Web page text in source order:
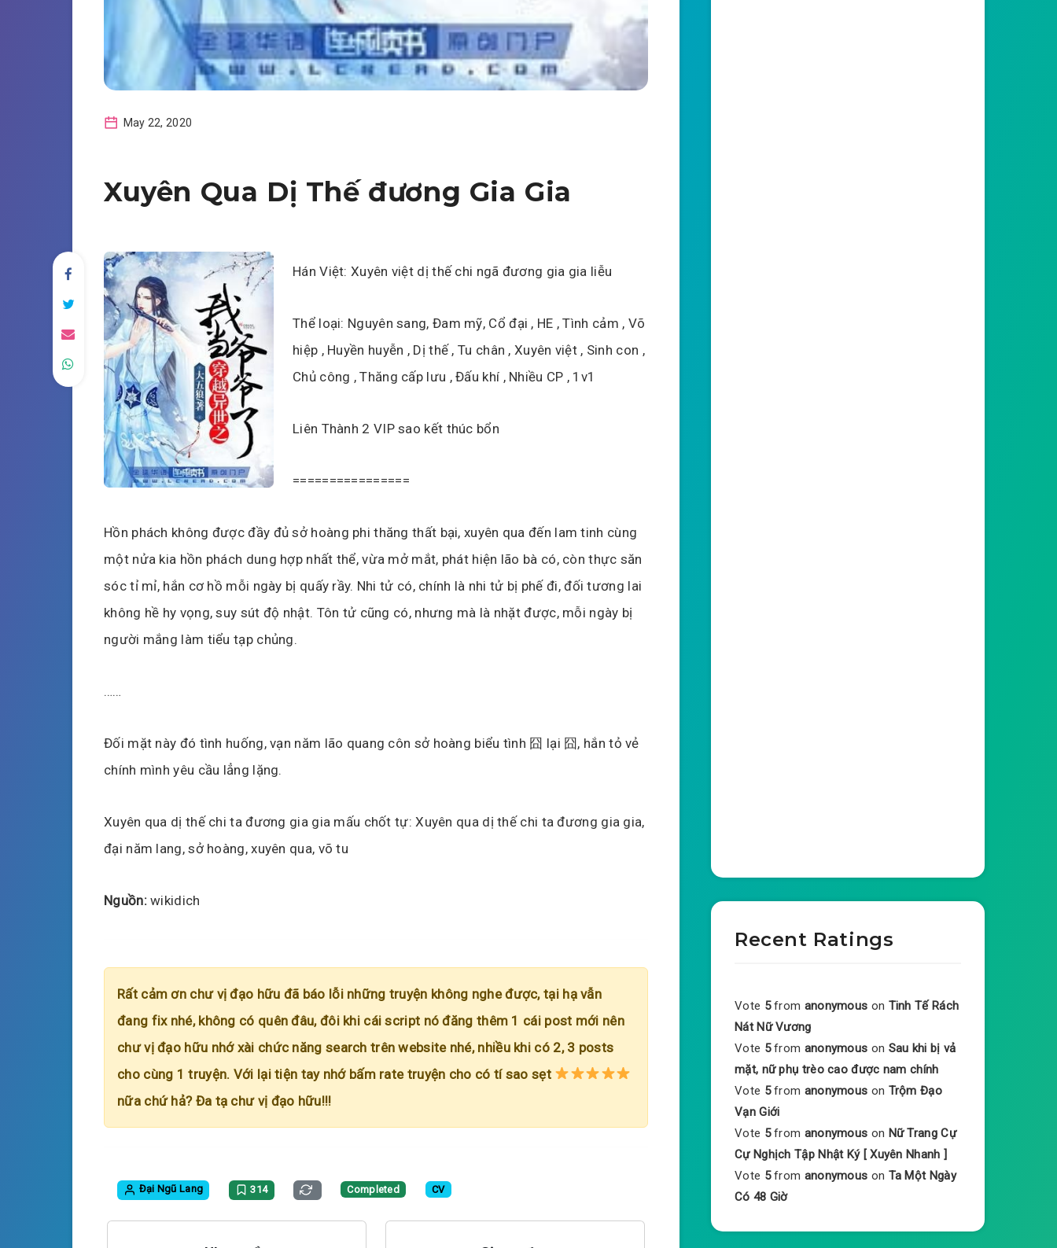
May 22, 2020
Xuyên Qua Dị Thế đương Gia Gia
Hán Việt: Xuyên việt dị thế chi ngã đương gia gia liễu
Thể loại: Nguyên sang, Đam mỹ, Cổ đại , HE , Tình cảm , Võ
hiệp , Huyền huyễn , Dị thế , Tu chân , Xuyên việt , Sinh con ,
Chủ công , Thăng cấp lưu , Đấu khí , Nhiều CP , 1v1
Liên Thành 2 VIP sao kết thúc bổn
================
Hồn phách không được đầy đủ sở hoàng phi thăng thất bại, xuyên qua đến lam tinh cùng
một nửa kia hồn phách dung hợp nhất thể, vừa mở mắt, phát hiện lão bà có, còn thực săn
sóc tỉ mỉ, hắn cơ hồ mỗi ngày bị quấy rầy. Nhi tử có, chính là nhi tử bị phế đi, đối tương lai
không hề hy vọng, suy sút độ nhật. Tôn tử cũng có, nhưng mà là nhặt được, mỗi ngày bị
người mắng làm tiểu tạp chủng.
……
Đối mặt này đó tình huống, vạn năm lão quang côn sở hoàng biểu tình 囧 lại 囧, hắn tỏ vẻ
chính mình yêu cầu lẳng lặng.
Xuyên qua dị thế chi ta đương gia gia mấu chốt tự: Xuyên qua dị thế chi ta đương gia gia,
đại năm lang, sở hoàng, xuyên qua, võ tu
Nguồn:wikidich
Rất cảm ơn chư vị đạo hữu đã báo lỗi những truyện không nghe được, tại hạ vẫn
đang fix nhé, không có quên đâu, đôi khi cái script nó đăng thêm 1 cái post mới nên
chư vị đạo hữu nhớ xài chức năng search trên website nhé, nhiều khi có 2, 3 posts
cho cùng 1 truyện. Với lại tiện tay nhớ bấm rate truyện cho có tí sao sẹt
nữa chứ hả? Đa tạ chư vị đạo hữu!!!
Đại Ngũ Lang 314 Completed CV
Recent Ratings
Vote 5 from anonymous on Tinh Tế Rách
Nát Nữ Vương
Vote 5 from anonymous on Sau khi bị vả
mặt, nữ phụ trèo cao được nam chính
Vote 5 from anonymous on Trộm Đạo
Vạn Giới
Vote 5 from anonymous on Nữ Trang Cự
Cự Nghịch Tập Nhật Ký [ Xuyên Nhanh ]
Vote 5 from anonymous on Ta Một Ngày
Có 48 Giờ